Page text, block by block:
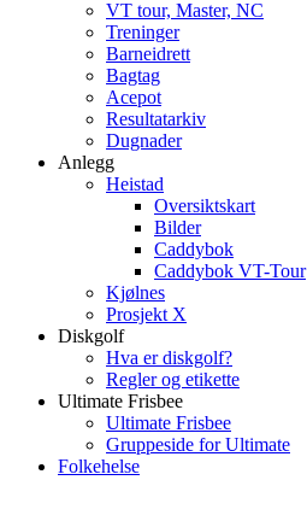
VT tour, Master, NC
Treninger
Barneidrett
Bagtag
Acepot
Resultatarkiv
Dugnader
Anlegg
Heistad
Oversiktskart
Bilder
Caddybok
Caddybok VT-Tour
Kjølnes
Prosjekt X
Diskgolf
Hva er diskgolf?
Regler og etikette
Ultimate Frisbee
Ultimate Frisbee
Gruppeside for Ultimate
Folkehelse